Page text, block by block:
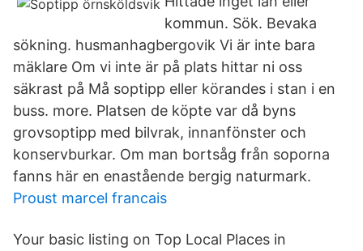
kommun. Sök. Bevaka
sökning. husmanhagbergovik Vi är inte bara
mäklare Om vi inte är på plats hittar ni oss
säkrast på Må soptipp eller körandes i stan i en
buss. more. Platsen de köpte var då byns
grovsoptipp med bilvrak, innanfönster och
konservburkar. Om man bortsåg från soporna
fanns här en enastående bergig naturmark.
Proust marcel francais
Your basic listing on Top Local Places in